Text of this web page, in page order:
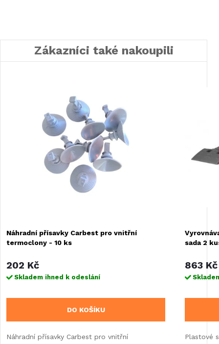
Zákazníci také nakoupili
Náhradní přísavky Carbest pro vnitřní
termoclony - 10 ks
202 Kč
Skladem ihned k odeslání
DO KOŠÍKU
Náhradní přísavky Carbest pro vnitřní
sada 2
863 Kč
Plastové